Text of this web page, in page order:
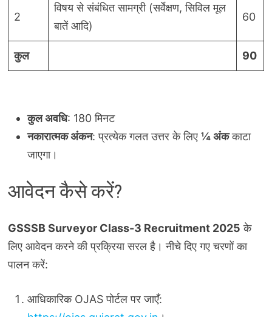
2
विषय से संबंधित सामग्री (सर्वेक्षण, सिविल मूल
बातें आदि)
60
कुल 90
कुल अवधि: 180 मिनट
नकारात्मक अंकन: प्रत्येक गलत उत्तर के लिए ¼ अंककाटा
जाएगा।
आवेदन कैसे करें?
GSSSB Surveyor Class-3 Recruitment 2025 के
लिए आवेदन करने की प्रक्रिया सरल है। नीचे दिए गए चरणों का
पालन करें:
आधिकारिक OJAS पोर्टल पर जाएँ: